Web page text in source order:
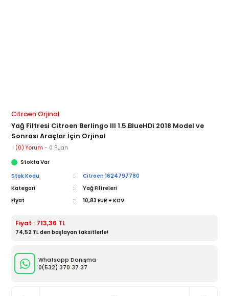
Citroen Orjinal
Yağ Filtresi Citroen Berlingo III 1.5 BlueHDi 2018 Model ve
Sonrası Araçlar İçin Orjinal
(0) Yorum - 0 Puan
Stokta Var
Stok Kodu
Citroen 1624797780
Kategori
Yağ Filtreleri
Fiyat
10,83 EUR + KDV
Fiyat : 713,36 TL
74,52 TL den başlayan taksitlerle!
Whatsapp Danışma
0(532) 370 37 37